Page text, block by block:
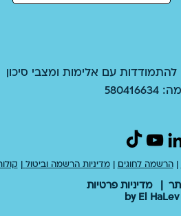
עם אלימות ומצבי סיכון
|הרשמה לחוגים |מדיניות הרשמה וביטול
מדיניות פרטיות